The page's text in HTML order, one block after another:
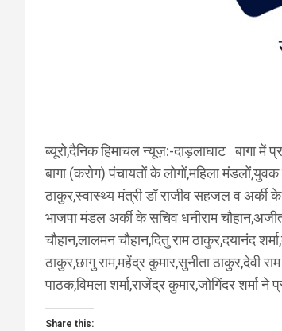
ब्यूरो,दैनिक हिमाचल न्यूज़:-दाड़लाघाट बागा में
बागा (करोग) पंचायतों के लोगों,महिला
ठाकुर,स्वास्थ्य मंत्री डॉ राजीव सहजल व अर्की
भाजपा मंडल अर्की के सचिव धनीराम
चौहान,लालमन चौहान,दितु राम ठाकुर,दयानंद
ठाकुर,छागु राम,महेंद्र कुमार,सुनीता ठाकुर,देवी
पाठक,विमला शर्मा,राजेंद्र कुमार,जोगिंदर
Share this: